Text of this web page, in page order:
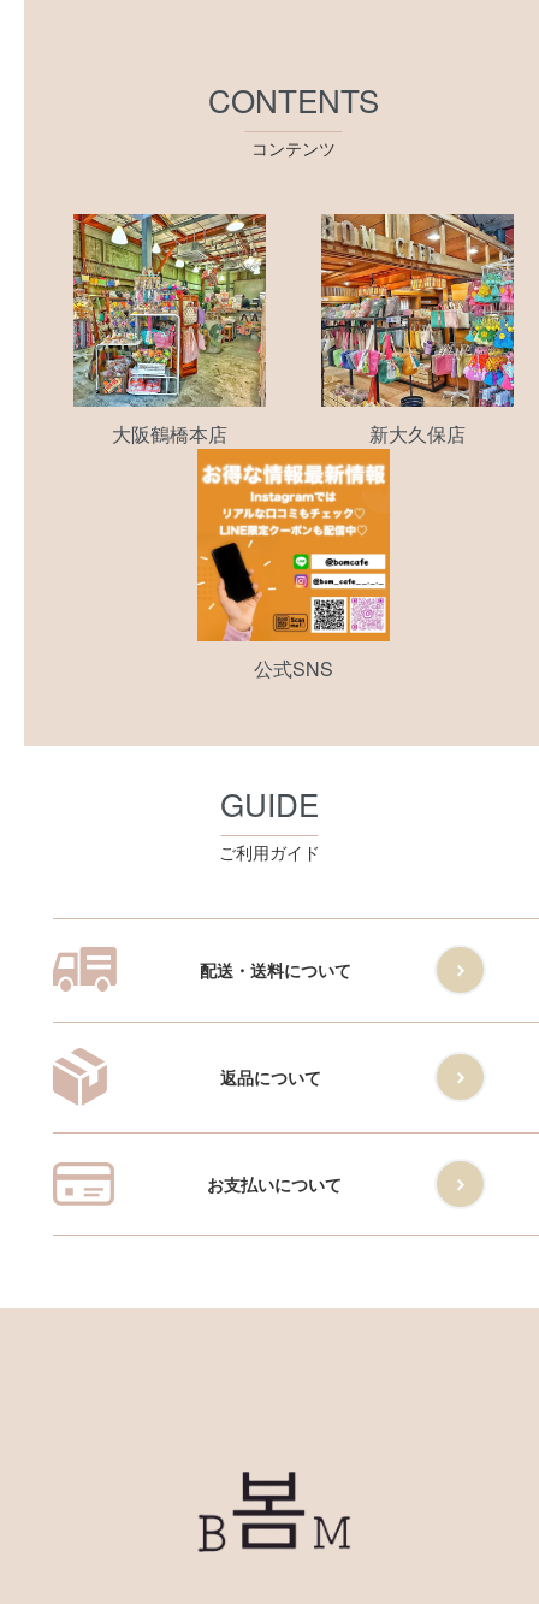
CONTENTS
コンテンツ
大阪鶴橋本店 新大久保店
公式SNS
GUIDE
ご利用ガイド
配送・送料について
返品について
お支払いについて